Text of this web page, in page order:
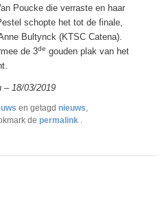
Poucke die verraste en haar
schopte het tot de finale,
Bultynck (KTSC Catena).
de 3de gouden plak van het
– 18/03/2019
en getagd nieuws,
de permalink .